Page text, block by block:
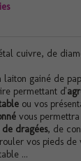
cuivre, de
laiton gainé de
permettant d'
ou vos
vous
dragées, de
vos pieds de
...